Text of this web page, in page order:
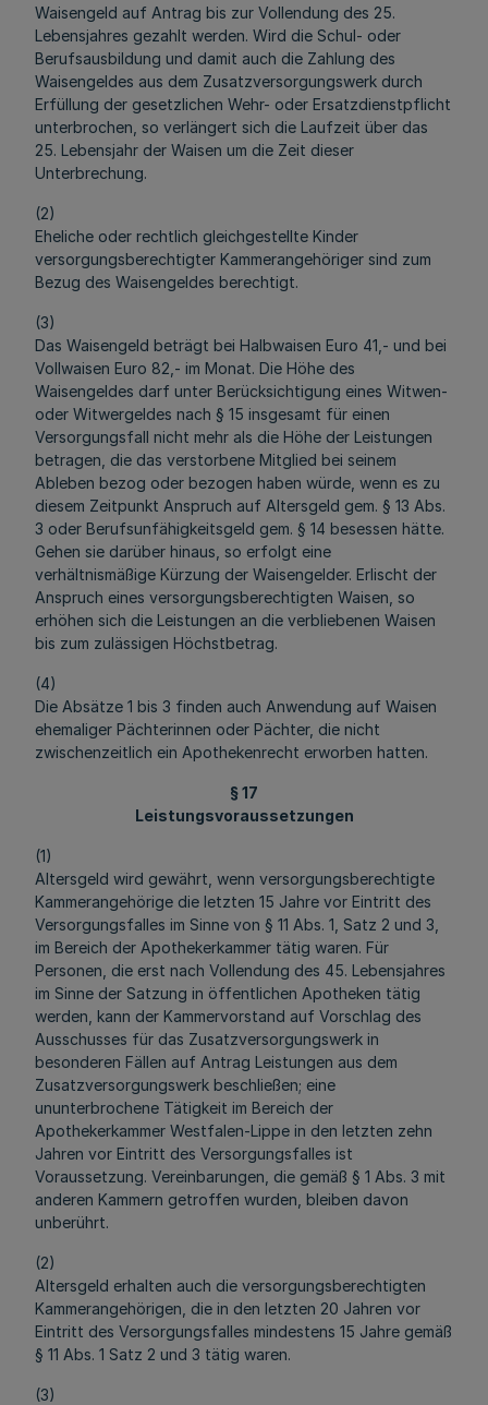
Waisengeld auf Antrag bis zur Vollendung des 25.
Lebensjahres gezahlt werden. Wird die Schul- oder
Berufsausbildung und damit auch die Zahlung des
Waisengeldes aus dem Zusatzversorgungswerk durch
Erfüllung der gesetzlichen Wehr- oder Ersatzdienstpflicht
unterbrochen, so verlängert sich die Laufzeit über das
25. Lebensjahr der Waisen um die Zeit dieser
Unterbrechung.
(2)
Eheliche oder rechtlich gleichgestellte Kinder
versorgungsberechtigter Kammerangehöriger sind zum
Bezug des Waisengeldes berechtigt.
(3)
Das Waisengeld beträgt bei Halbwaisen Euro 41,- und bei
Vollwaisen Euro 82,- im Monat. Die Höhe des
Waisengeldes darf unter Berücksichtigung eines Witwen-
oder Witwergeldes nach § 15 insgesamt für einen
Versorgungsfall nicht mehr als die Höhe der Leistungen
betragen, die das verstorbene Mitglied bei seinem
Ableben bezog oder bezogen haben würde, wenn es zu
diesem Zeitpunkt Anspruch auf Altersgeld gem. § 13 Abs.
3 oder Berufsunfähigkeitsgeld gem. § 14 besessen hätte.
Gehen sie darüber hinaus, so erfolgt eine
verhältnismäßige Kürzung der Waisengelder. Erlischt der
Anspruch eines versorgungsberechtigten Waisen, so
erhöhen sich die Leistungen an die verbliebenen Waisen
bis zum zulässigen Höchstbetrag.
(4)
Die Absätze 1 bis 3 finden auch Anwendung auf Waisen
ehemaliger Pächterinnen oder Pächter, die nicht
zwischenzeitlich ein Apothekenrecht erworben hatten.
§ 17
Leistungsvoraussetzungen
(1)
Altersgeld wird gewährt, wenn versorgungsberechtigte
Kammerangehörige die letzten 15 Jahre vor Eintritt des
Versorgungsfalles im Sinne von § 11 Abs. 1, Satz 2 und 3,
im Bereich der Apothekerkammer tätig waren. Für
Personen, die erst nach Vollendung des 45. Lebensjahres
im Sinne der Satzung in öffentlichen Apotheken tätig
werden, kann der Kammervorstand auf Vorschlag des
Ausschusses für das Zusatzversorgungswerk in
besonderen Fällen auf Antrag Leistungen aus dem
Zusatzversorgungswerk beschließen; eine
ununterbrochene Tätigkeit im Bereich der
Apothekerkammer Westfalen-Lippe in den letzten zehn
Jahren vor Eintritt des Versorgungsfalles ist
Voraussetzung. Vereinbarungen, die gemäß § 1 Abs. 3 mit
anderen Kammern getroffen wurden, bleiben davon
unberührt.
(2)
Altersgeld erhalten auch die versorgungsberechtigten
Kammerangehörigen, die in den letzten 20 Jahren vor
Eintritt des Versorgungsfalles mindestens 15 Jahre gemäß
§ 11 Abs. 1 Satz 2 und 3 tätig waren.
(3)